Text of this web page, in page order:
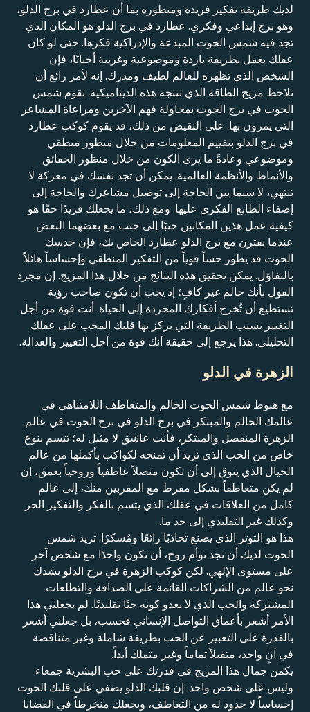
لديك طريقة تفكير فريدة ومتطورة بما أن عطارد في برج الدلو،
وهو برج إبداعي وفكري. عطارد في برج الدلو هو المكان الذي
تجد فيه شمس الحوت المبدعة والإدراكية فكرها. حتى لو كان
عقلك يعمل بطريقة باردة وموضوعية وغريبة أحيانًا، فإن
الشخص الذي تظهره للعالم لطيف ومدرك. إنه لأمر رائع أن
نلاحظ مزيج الطاقة الذي تنتجه هذه الديناميكية. تقوم شمس
الحوت في برج الحوت بمحاولة فهم الآخرين ومراعاة المشاعر
التي يمرون بها. على النقيض من ذلك، قد يقوم كوكب عطارد
في برج الدلو بتقييم المعلومات من خلال منظور منطقي
وموضوعي وعادةً ما يرى الكون من خلال منظور الحقائق
والأنماط والأنظمة العالمية. يمكن أن تجد نفسك في معركة لا
تنتهي، لا سيما بين الحاجة إلى توصيل مشاعرك والحاجة إلى
إضفاء الطابع الفكري عليها. ومع ذلك، ما يجعلك فريدًا حقًا هو
كيفية عمل هذين المكانين جنبًا إلى جنب مع بعضهما البعض.
عندما يقترن مع برج الدلو عطارد الخاص بك، فإن حدسك
الحوت قد يطور حساً قوياً من التفكير المنطقي وإحساساً هائلاً
بالتفاؤل. يمكن تحقيق هذه النتائج من خلال هذا المزيج. إن مجرد
القول بأنك حالم غير كافٍ؛ إذ يجب أن تكون صاحب رؤية
تستطيع أن تُخرج أفكارك المجردة إلى الحياة. أنت قوة من أجل
التغيير بسبب الطريقة التي يركز بها قلبك المحب على عقلك
التحليلي. هذا يرجع إلى حقيقة أنك قوة من أجل التغيير والعدالة.
الزهرة في الدلو
مع هبوط شمس الحوت الحالم والمتعاطف اللامتناهي في
عالمك الحالم والمبتكر في برج الدلو في برج الحوت في عالم
الزهرة المنفصل والمبتكر، فأنت عاشق لا مثيل له؛ تتسم بنوع
خاص من الحب الذي تريد أن تمنحه لكواكب بأكملها من عالم
الخيال الذي يتوق إلى أن تكون متصلاً عاطفياً وروحياً بعمق، إن
لم يكن متعاطفاً بشكل مفرط مع المقربين منك، إلى عالم
كامل من العلاقات في عقلك الذي يتسم بالفكر والتفكير الحر
وكذلك غير التقليدي إلى حد ما.
هذا هو التوتر الذي يصنع تجاذبًا رائعًا ومُسكرًا. تريد شمس
الحوت لديك أن تجد توأم روح، أن تكون واحدًا مع شخص آخر
على مستوى الإلهي. لكن كوكب الزهرة في برج الدلو يشدك
نحو عالم من الشراكات القائمة على الصداقة والتطلعات
المشتركة والحب الذي لا يعدو كونه حبًا تقليديًا. لم يجعلني هذا
الأمر أشعر بأعماق التواصل الإنساني فحسب، بل جعلني أشعر
بالقدرة على التعبير عن الحب بطريقة شاملة وغير متناقضة
في آنٍ واحد، متقبلاً تماماً وغير متملك أبداً.
يكمن جمال هذا المزيج في قدرتك على حب البشرية جمعاء
وليس على شخص واحد. إن قلبك الدلو يضفي على قلبك الحوت
إحساساً لا حدود له من التعاطف، ويجعلك منخرطاً في القضايا